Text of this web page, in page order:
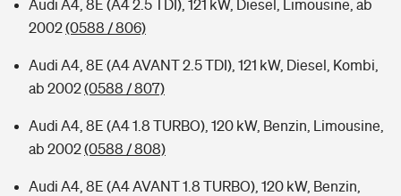
Audi A4, 8E (A4 2.5 TDI), 121 kW, Diesel, Limousine, ab
2002(0588 / 806)
Audi A4, 8E (A4 AVANT 2.5 TDI), 121 kW, Diesel, Kombi,
ab 2002(0588 / 807)
Audi A4, 8E (A4 1.8 TURBO), 120 kW, Benzin, Limousine,
ab 2002(0588 / 808)
Audi A4, 8E (A4 AVANT 1.8 TURBO), 120 kW, Benzin,